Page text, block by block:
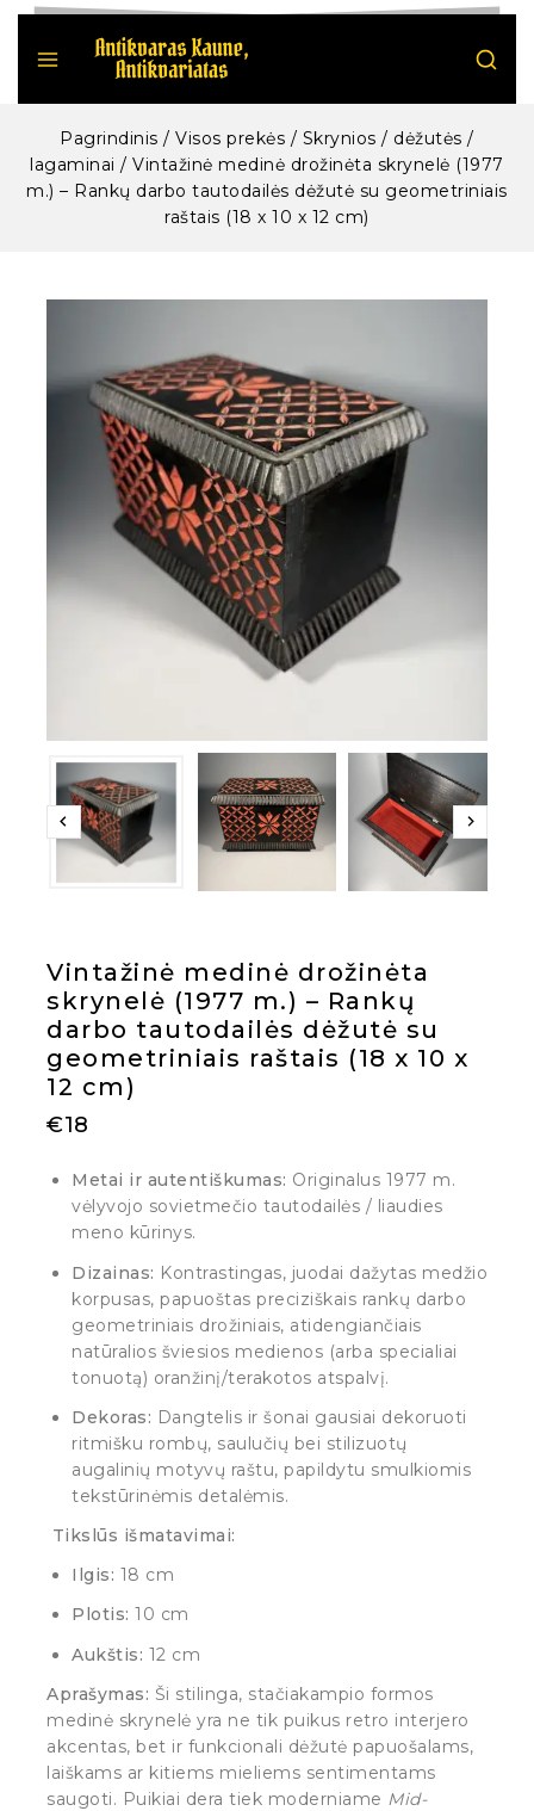
Pagrindinis / Visos prekės / Skrynios / dėžutės /
lagaminai / Vintažinė medinė drožinėta skrynelė (1977
m.) – Rankų darbo tautodailės dėžutė su geometriniais
raštais (18 x 10 x 12 cm)
Vintažinė medinė drožinėta
skrynelė (1977 m.) – Rankų
darbo tautodailės dėžutė su
geometriniais raštais (18 x 10 x
12 cm)
€18
Metai ir autentiškumas: Originalus 1977 m.
vėlyvojo sovietmečio tautodailės / liaudies
meno kūrinys.
Dizainas: Kontrastingas, juodai dažytas medžio
korpusas, papuoštas preciziškais rankų darbo
geometriniais drožiniais, atidengiančiais
natūralios šviesios medienos (arba specialiai
tonuotą) oranžinį/terakotos atspalvį.
Dekoras: Dangtelis ir šonai gausiai dekoruoti
ritmišku rombų, saulučių bei stilizuotų
augalinių motyvų raštu, papildytu smulkiomis
tekstūrinėmis detalėmis.
Tikslūs išmatavimai:
Ilgis: 18 cm
Plotis: 10 cm
Aukštis: 12 cm
Aprašymas: Ši stilinga, stačiakampio formos
medinė skrynelė yra ne tik puikus retro interjero
akcentas, bet ir funkcionali dėžutė papuošalams,
laiškams ar kitiems mieliems sentimentams
saugoti. Puikiai dera tiek moderniame Mid-